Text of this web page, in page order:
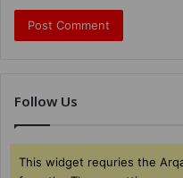
Follow Us
This widget requries the